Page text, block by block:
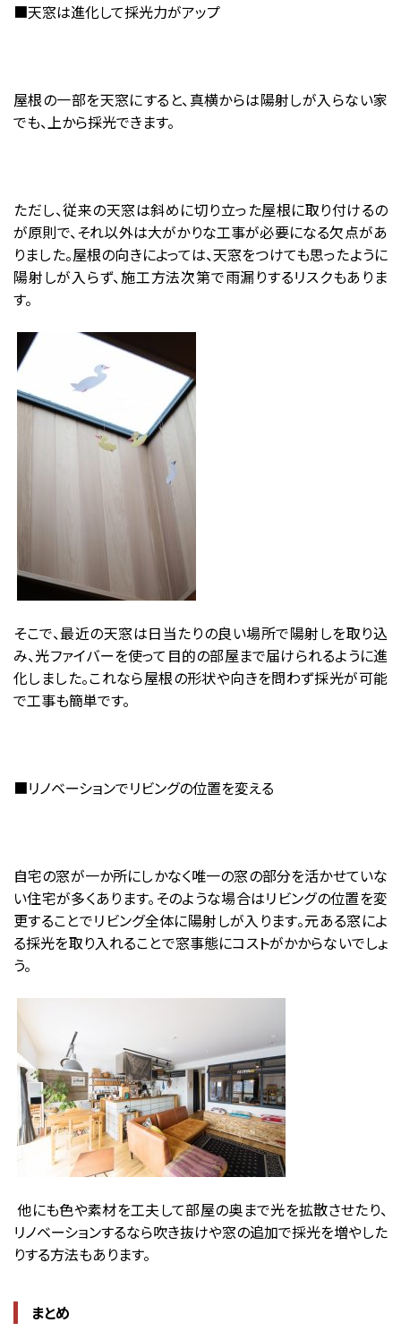
■天窓は進化して採光力がアップ
屋根の一部を天窓にすると、真横からは陽射しが入らない家
でも、上から採光できます。
ただし、従来の天窓は斜めに切り立った屋根に取り付けるの
が原則で、それ以外は大がかりな工事が必要になる欠点があ
りました。屋根の向きによっては、天窓をつけても思ったように
陽射しが入らず、施工方法次第で雨漏りするリスクもありま
す。
そこで、最近の天窓は日当たりの良い場所で陽射しを取り込
み、光ファイバーを使って目的の部屋まで届けられるように進
化しました。これなら屋根の形状や向きを問わず採光が可能
で工事も簡単です。
■リノベーションでリビングの位置を変える
自宅の窓が一か所にしかなく唯一の窓の部分を活かせていな
い住宅が多くあります。そのような場合はリビングの位置を変
更することでリビング全体に陽射しが入ります。元ある窓によ
る採光を取り入れることで窓事態にコストがかからないでしょ
う。
他にも色や素材を工夫して部屋の奥まで光を拡散させたり、
リノベーションするなら吹き抜けや窓の追加で採光を増やした
りする方法もあります。
まとめ